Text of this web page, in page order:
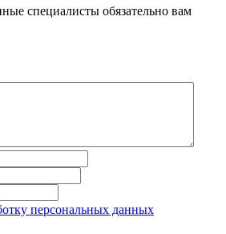
специалисты обязательно вам
персональных данных